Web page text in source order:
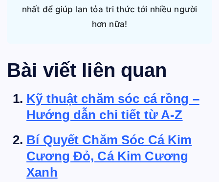
nhất để giúp lan tỏa tri thức tới nhiều người
hơn nữa!
Bài viết liên quan
Kỹ thuật chăm sóc cá rồng –
Hướng dẫn chi tiết từ A-Z
Bí Quyết Chăm Sóc Cá Kim
Cương Đỏ, Cá Kim Cương
Xanh